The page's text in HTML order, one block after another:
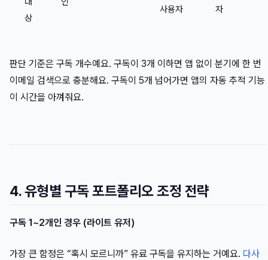
상
사용자
자
판단 기준은 구독 개수예요. 구독이 3개 이하면 앱 없이 분기에 한 번
이메일 검색으로 충분해요. 구독이 5개 넘어가면 앱의 자동 추적 기능
이 시간을 아껴줘요.
4. 유형별 구독 포트폴리오 조정 전략
구독 1~2개인 경우 (라이트 유저)
가장 큰 함정은 “혹시 모르니까” 유료 구독을 유지하는 거예요. 다사